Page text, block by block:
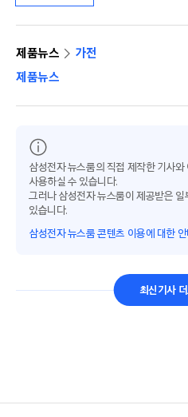
제품뉴스
가전
제품뉴스
삼성전자 뉴스룸의 직접 제작한 기사와
사용하실 수 있습니다.
그러나 삼성전자 뉴스룸이 제공받은 일
있습니다.
삼성전자 뉴스룸 콘텐츠 이용에 대한 안
최신기사 더